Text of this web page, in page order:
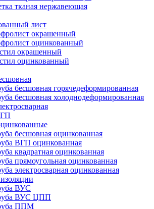
тканая нержавеющая
лист
окрашенный
оцинкованный
окрашенный
оцинкованный
бесшовная горячедеформированная
бесшовная холоднодеформированная
бесшовная оцинкованная
ВГП оцинкованная
квадратная оцинкованная
прямоугольная оцинкованная
электросварная оцинкованная
ВУС
ВУС ЦПП
ППМ